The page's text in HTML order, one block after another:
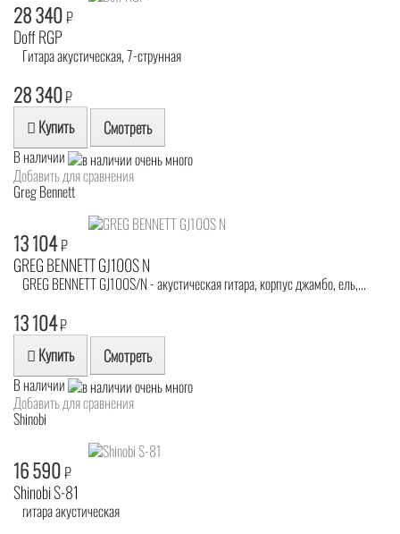
28 340₽
Doff RGP
Гитара акустическая, 7-струнная
28 340₽
Купить Смотреть
В наличии
Добавить для сравнения
Greg Bennett
13 104₽
GREG BENNETT GJ100S N
GREG BENNETT GJ100S/N - акустическая гитара, корпус джамбо, ель,...
13 104₽
Купить Смотреть
В наличии
Добавить для сравнения
Shinobi
16 590₽
Shinobi S-81
гитара акустическая